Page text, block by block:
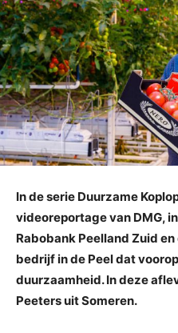
In de serie Duurzame
videoreportage van DMG,
Rabobank Peelland Zuid
bedrijf in de Peel dat
duurzaamheid. In deze
Peeters uit Someren.